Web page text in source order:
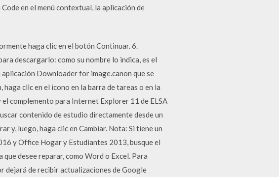
en el menú contextual, la aplicación de
haga clic en el botón Continuar. 6.
descargarlo: como su nombre lo indica, es el
Downloader for image.canon que se
clic en el icono en la barra de tareas o en la
complemento para Internet Explorer 11 de ELSA
contenido de estudio directamente desde un
y, luego, haga clic en Cambiar. Nota: Si tiene un
y Office Hogar y Estudiantes 2013, busque el
desee reparar, como Word o Excel. Para
de recibir actualizaciones de Google